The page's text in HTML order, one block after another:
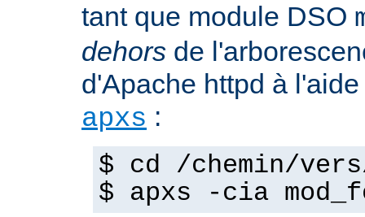
tant que module DSO
dehors de
d'Apache httpd à
apxs :
$ cd /chemin/
$ apxs -cia